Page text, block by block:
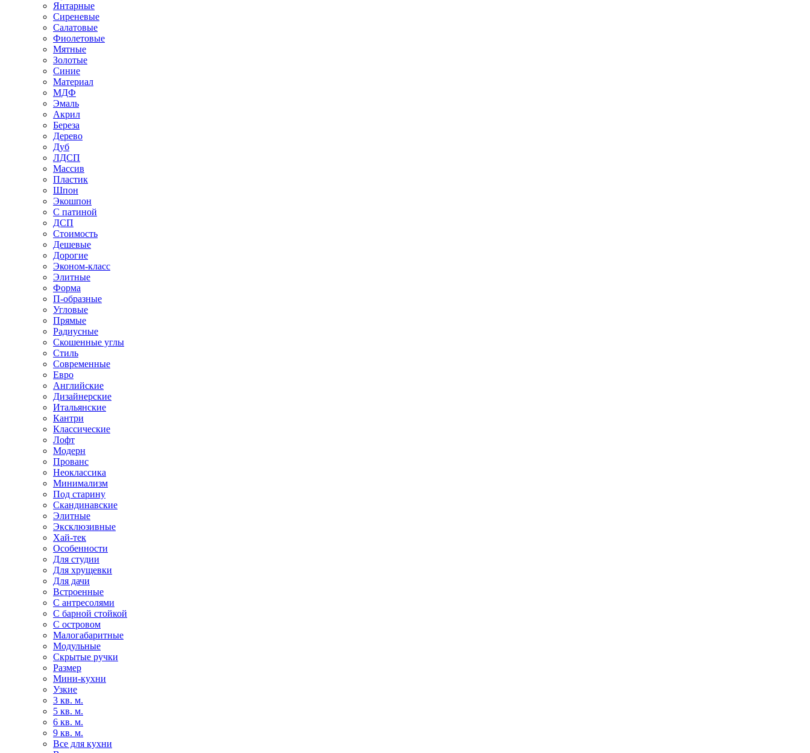
Янтарные
Сиреневые
Салатовые
Фиолетовые
Мятные
Золотые
Синие
Материал
МДФ
Эмаль
Акрил
Береза
Дерево
Дуб
ЛДСП
Массив
Пластик
Шпон
Экошпон
С патиной
ДСП
Стоимость
Дешевые
Дорогие
Эконом-класс
Элитные
Форма
П-образные
Угловые
Прямые
Радиусные
Скошенные углы
Стиль
Современные
Евро
Английские
Дизайнерские
Итальянские
Кантри
Классические
Лофт
Модерн
Прованс
Неоклассика
Минимализм
Под старину
Скандинавские
Элитные
Эксклюзивные
Хай-тек
Особенности
Для студии
Для хрущевки
Для дачи
Встроенные
С антресолями
С барной стойкой
С островом
Малогабаритные
Модульные
Скрытые ручки
Размер
Мини-кухни
Узкие
3 кв. м.
5 кв. м.
6 кв. м.
9 кв. м.
Все для кухни